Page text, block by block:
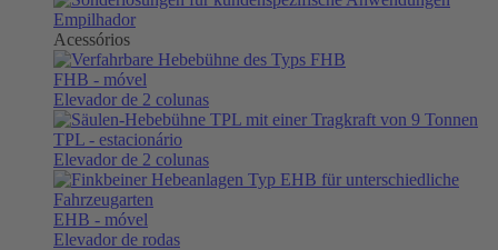
Empilhador
Acessórios
FHB - móvel
Elevador de 2 colunas
TPL - estacionário
Elevador de 2 colunas
EHB - móvel
Elevador de rodas